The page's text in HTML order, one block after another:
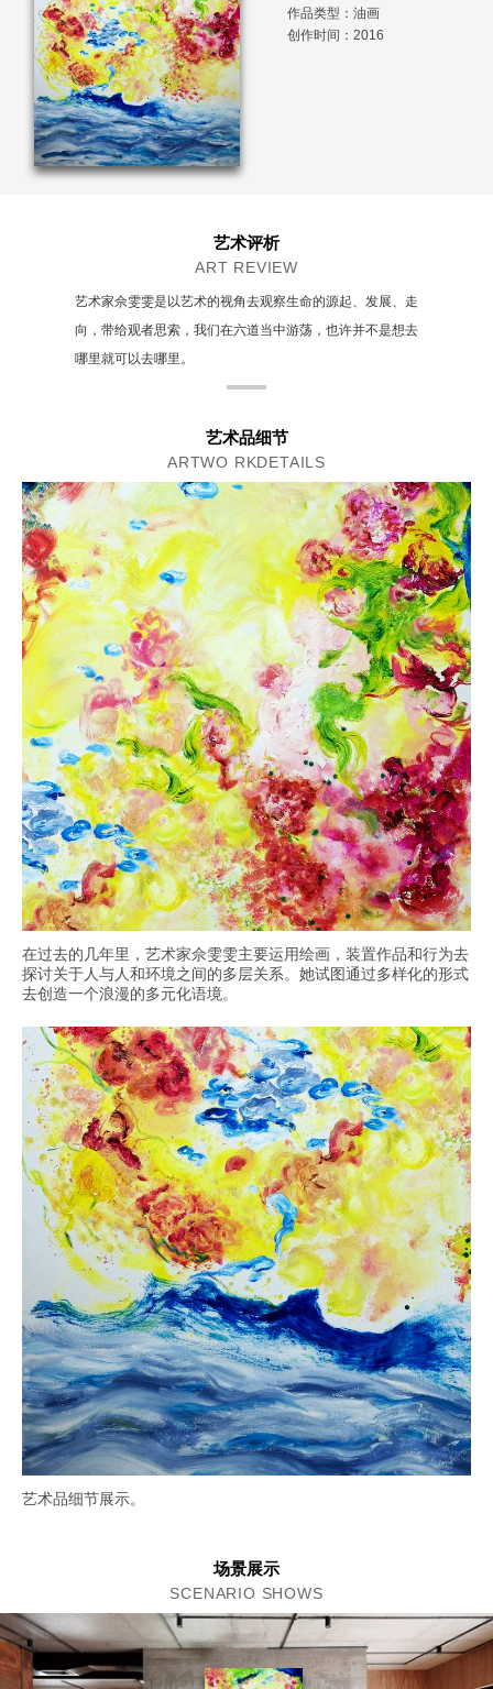
作品类型：油画
创作时间：2016
艺术评析
ART REVIEW
艺术家佘雯雯是以艺术的视角去观察生命的源起、发展、走
向，带给观者思索，我们在六道当中游荡，也许并不是想去
哪里就可以去哪里。
艺术品细节
ARTWO RKDETAILS
在过去的几年里，艺术家佘雯雯主要运用绘画，装置作品和行为去
探讨关于人与人和环境之间的多层关系。她试图通过多样化的形式
去创造一个浪漫的多元化语境。
艺术品细节展示。
场景展示
SCENARIO SHOWS